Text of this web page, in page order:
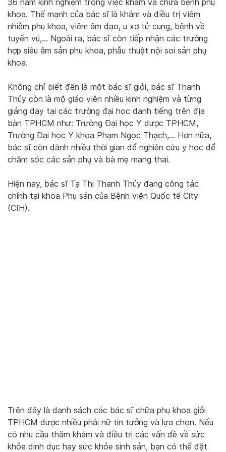
36 năm kinh nghiệm trong việc khám và chữa bệnh phụ
khoa. Thế mạnh của bác sĩ là khám và điều trị viêm
nhiễm phụ khoa, viêm âm đạo, u xơ tử cung, bệnh về
tuyến vú,… Ngoài ra, bác sĩ còn tiếp nhận các trường
hợp siêu âm sản phụ khoa, phẫu thuật nội soi sản phụ
khoa.
Không chỉ biết đến là một bác sĩ giỏi, bác sĩ Thanh
Thủy còn là mộ giáo viên nhiều kinh nghiệm và từng
giảng dạy tại các trường đại học danh tiếng trên địa
bàn TPHCM như: Trường Đại học Y dược TPHCM,
Trường Đại học Y khoa Phạm Ngọc Thạch,… Hơn nữa,
bác sĩ còn dành nhiều thời gian để nghiên cứu y học để
chăm sóc các sản phụ và bà mẹ mang thai.
Hiện nay, bác sĩ Tạ Thị Thanh Thủy đang công tác
chính tại khoa Phụ sản của Bệnh viện Quốc tế City
(CIH).
Trên đây là danh sách các bác sĩ chữa phụ khoa giỏi
TPHCM được nhiều phái nữ tin tưởng và lựa chọn. Nếu
có nhu cầu thăm khám và điều trị các vấn đề về sức
khỏe dinh dục hay sức khỏe sinh sản, bạn có thể đặt